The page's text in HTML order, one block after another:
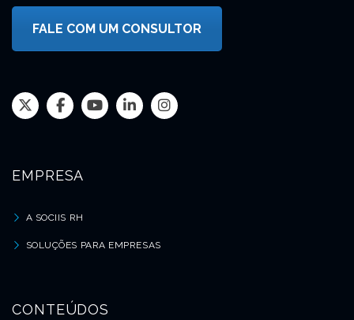
FALE COM UM CONSULTOR
EMPRESA
A SOCIIS RH
SOLUÇÕES PARA EMPRESAS
CONTEÚDOS